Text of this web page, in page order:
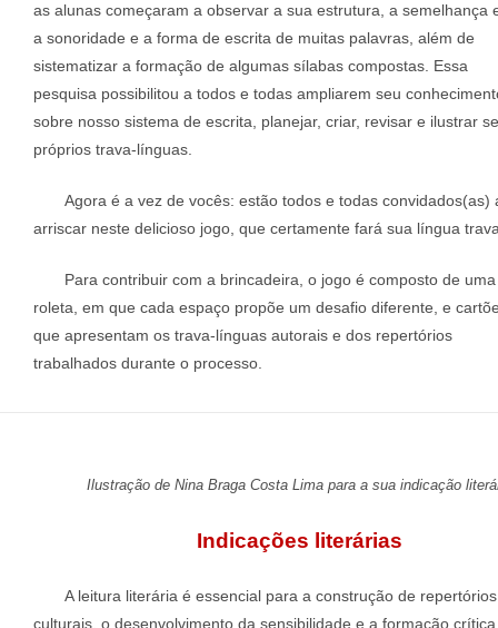
as alunas começaram a observar a sua estrutura, a semelhança
a sonoridade e a forma de escrita de muitas palavras, além de
sistematizar a formação de algumas sílabas compostas. Essa
pesquisa possibilitou a todos e todas ampliarem seu
sobre nosso sistema de escrita, planejar, criar, revisar e ilustrar
próprios trava-línguas.
Agora é a vez de vocês: estão todos e todas convidados(as)
arriscar neste delicioso jogo, que certamente fará sua língua
Para contribuir com a brincadeira, o jogo é composto de uma
roleta, em que cada espaço propõe um desafio diferente, e
que apresentam os trava-línguas autorais e dos repertórios
trabalhados durante o processo.
Ilustração de Nina Braga Costa Lima para a sua indicação
Indicações literárias
A leitura literária é essencial para a construção de repertórios
culturais, o desenvolvimento da sensibilidade e a formação